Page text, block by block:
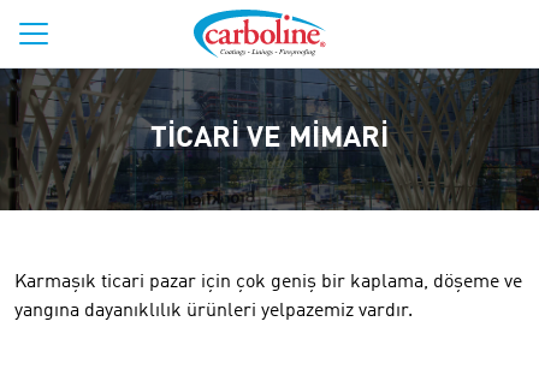
TICARI VE MIMARI
Karmaşık ticari pazar için çok geniş bir kaplama, döşeme ve
yangına dayanıklılık ürünleri yelpazemiz vardır.